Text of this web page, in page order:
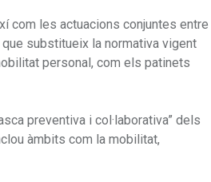
com les actuacions conjuntes entre
substitueix la normativa vigent
personal, com els patinets
preventiva i col·laborativa” dels
àmbits com la mobilitat,